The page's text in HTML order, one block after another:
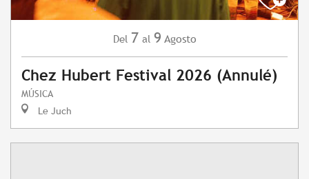
Del 7 al 9 Agosto
Chez Hubert Festival 2026 (Annulé)
MÚSICA
Le Juch